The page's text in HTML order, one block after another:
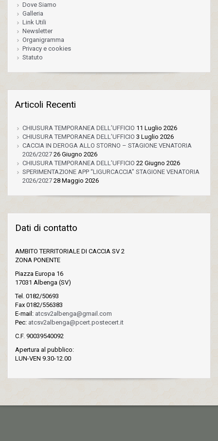
Dove Siamo
Galleria
Link Utili
Newsletter
Organigramma
Privacy e cookies
Statuto
Articoli Recenti
CHIUSURA TEMPORANEA DELL’UFFICIO 11 Luglio 2026
CHIUSURA TEMPORANEA DELL’UFFICIO 3 Luglio 2026
CACCIA IN DEROGA ALLO STORNO – STAGIONE VENATORIA
2026/2027 26 Giugno 2026
CHIUSURA TEMPORANEA DELL’UFFICIO 22 Giugno 2026
SPERIMENTAZIONE APP “LIGURCACCIA” STAGIONE VENATORIA
2026/2027 28 Maggio 2026
Dati di contatto
AMBITO TERRITORIALE DI CACCIA SV 2
ZONA PONENTE
Piazza Europa 16
17031 Albenga (SV)
Tel. 0182/50693
Fax 0182/556383
E-mail: atcsv2albenga@gmail.com
Pec: atcsv2albenga@pcert.postecert.it
C.F. 90039540092
Apertura al pubblico:
LUN-VEN 9.30-12.00